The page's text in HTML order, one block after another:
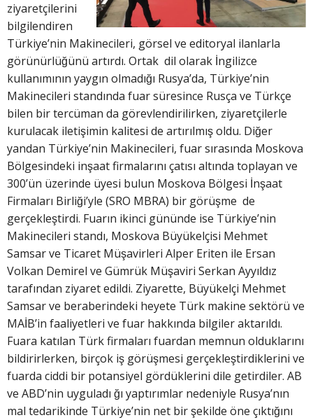
ziyaretçilerini
bilgilendiren
Türkiye’nin Makinecileri, görsel ve editoryal ilanlarla
görünürlüğünü artırdı. Ortak dil olarak İngilizce
kullanımının yaygın olmadığı Rusya’da, Türkiye’nin
Makinecileri standında fuar süresince Rusça ve Türkçe
bilen bir tercüman da görevlendirilirken, ziyaretçilerle
kurulacak iletişimin kalitesi de artırılmış oldu. Diğer
yandan Türkiye’nin Makinecileri, fuar sırasında Moskova
Bölgesindeki inşaat firmalarını çatısı altında toplayan ve
300’ün üzerinde üyesi bulun Moskova Bölgesi İnşaat
Firmaları Birliği’yle (SRO MBRA) bir görüşme de
gerçekleştirdi. Fuarın ikinci gününde ise Türkiye’nin
Makinecileri standı, Moskova Büyükelçisi Mehmet
Samsar ve Ticaret Müşavirleri Alper Eriten ile Ersan
Volkan Demirel ve Gümrük Müşaviri Serkan Ayyıldız
tarafından ziyaret edildi. Ziyarette, Büyükelçi Mehmet
Samsar ve beraberindeki heyete Türk makine sektörü ve
MAİB’in faaliyetleri ve fuar hakkında bilgiler aktarıldı.
Fuara katılan Türk firmaları fuardan memnun olduklarını
bildirirlerken, birçok iş görüşmesi gerçekleştirdiklerini ve
fuarda ciddi bir potansiyel gördüklerini dile getirdiler. AB
ve ABD’nin uyguladı ğı yaptırımlar nedeniyle Rusya’nın
mal tedarikinde Türkiye’nin net bir şekilde öne çıktığını